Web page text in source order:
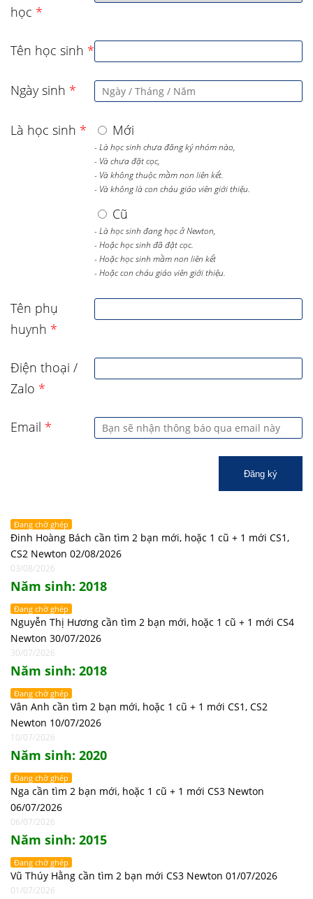
học *
Tên học sinh *
Ngày sinh *
Là học sinh * Mới
- Là học sinh chưa đăng ký nhóm nào,
- Và chưa đặt cọc,
- Và không thuộc mầm non liên kết.
- Và không là con cháu giáo viên giới thiệu.
Cũ
- Là học sinh đang học ở Newton,
- Hoặc học sinh đã đặt cọc.
- Hoặc học sinh mầm non liên kết
- Hoặc con cháu giáo viên giới thiệu.
Tên phụ
huynh *
Điện thoại /
Zalo *
Email *
Đăng ký
Đang chờ ghép
Đinh Hoàng Bách cần tìm 2 bạn mới, hoặc 1 cũ + 1 mới CS1,
CS2 Newton 02/08/2026
03/08/2026
Năm sinh: 2018
Đang chờ ghép
Nguyễn Thị Hương cần tìm 2 bạn mới, hoặc 1 cũ + 1 mới CS4
Newton 30/07/2026
30/07/2026
Năm sinh: 2018
Đang chờ ghép
Vân Anh cần tìm 2 bạn mới, hoặc 1 cũ + 1 mới CS1, CS2
Newton 10/07/2026
10/07/2026
Năm sinh: 2020
Đang chờ ghép
Nga cần tìm 2 bạn mới, hoặc 1 cũ + 1 mới CS3 Newton
06/07/2026
06/07/2026
Năm sinh: 2015
Đang chờ ghép
Vũ Thúy Hằng cần tìm 2 bạn mới CS3 Newton 01/07/2026
01/07/2026